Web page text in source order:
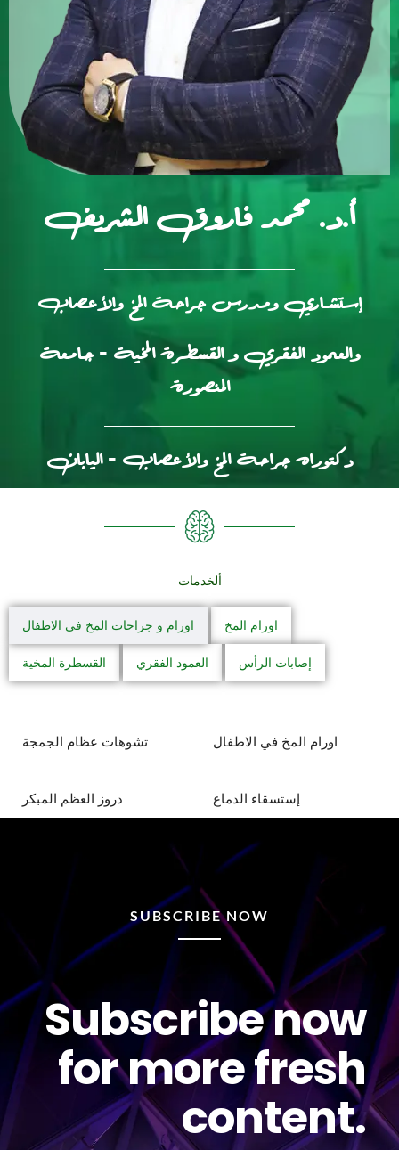
أ.د. محمد فاروق الشريف
إستشـاري ومدرس جراحة المخ والأعصاب
والعمود الفقري و القسطرة المخية - جامعة
المنصورة
دكتوراه جراحة المخ والأعصاب - اليابان
ألخدمات
اورام و جراحات المخ في الاطفال اورام المخ
القسطرة المخية العمود الفقري إصابات الرأس
تشوهات عظام الجمجة اورام المخ في الاطفال
دروز العظم المبكر إستسقاء الدماغ
SUBSCRIBE NOW
Subscribe now
for more fresh
content.